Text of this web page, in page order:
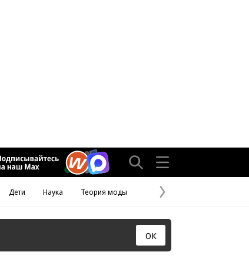
Дети Наука Теория моды
Следующая
страница
ОК